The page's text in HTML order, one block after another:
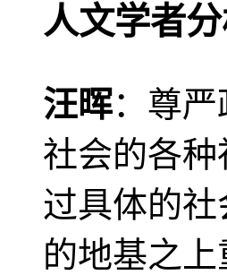
人文学者
汪晖：尊
社会的各
过具体的
的地基之